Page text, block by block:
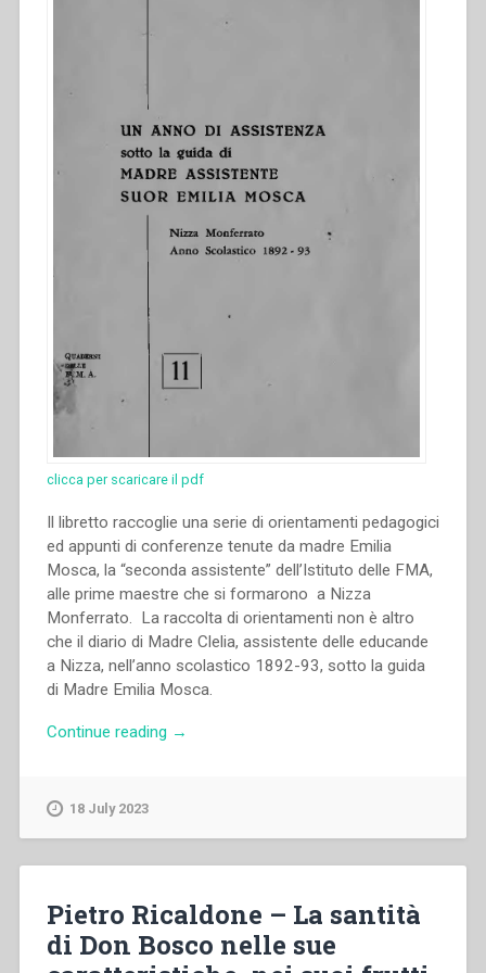
clicca per scaricare il pdf
Il libretto raccoglie una serie di orientamenti pedagogici
ed appunti di conferenze tenute da madre Emilia
Mosca, la “seconda assistente” dell’Istituto delle FMA,
alle prime maestre che si formarono a Nizza
Monferrato. La raccolta di orientamenti non è altro
che il diario di Madre Clelia, assistente delle educande
a Nizza, nell’anno scolastico 1892-93, sotto la guida
di Madre Emilia Mosca.
Continue reading “Clelia
la
guida
→
18 July 2023
Pietro Ricaldone – La santità
di Don Bosco nelle sue